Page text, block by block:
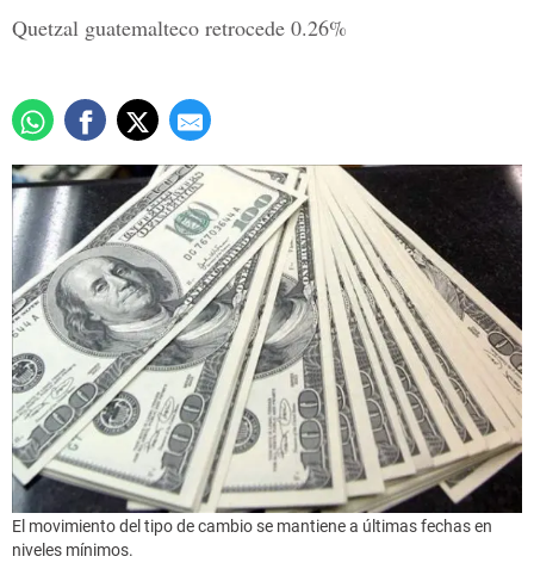
Quetzal guatemalteco retrocede 0.26%
El movimiento del tipo de cambio se mantiene a últimas fechas en
niveles mínimos.